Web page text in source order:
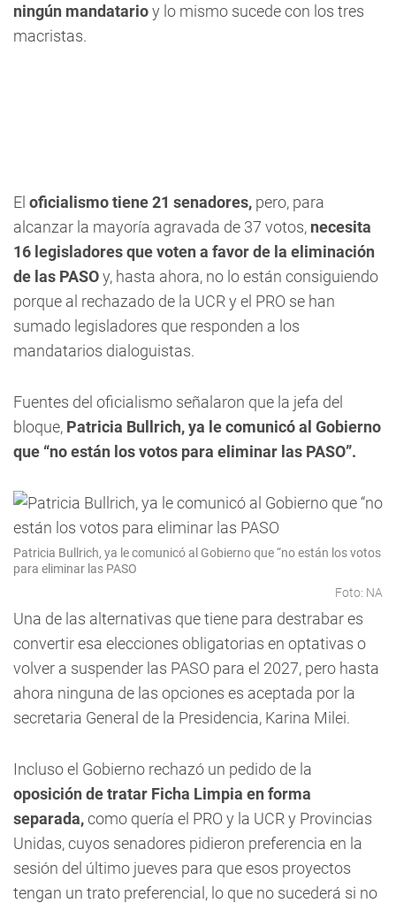
ningún mandatarioy lo mismo sucede con los tres
macristas.
El oficialismo tiene 21 senadores, pero, para
alcanzar la mayoría agravada de 37 votos, necesita
16 legisladores que voten a favor de la eliminación
de las PASOy, hasta ahora, no lo están consiguiendo
porque al rechazado de la UCR y el PRO se han
sumado legisladores que responden a los
mandatarios dialoguistas.
Fuentes del oficialismo señalaron que la jefa del
bloque, Patricia Bullrich, ya le comunicó al Gobierno
que “no están los votos para eliminar las PASO”.
Patricia Bullrich, ya le comunicó al Gobierno que “no están los votos
para eliminar las PASO
Foto: NA
Una de las alternativas que tiene para destrabar es
convertir esa elecciones obligatorias en optativas o
volver a suspender las PASO para el 2027, pero hasta
ahora ninguna de las opciones es aceptada por la
secretaria General de la Presidencia, Karina Milei.
Incluso el Gobierno rechazó un pedido de la
oposición de tratar Ficha Limpia en forma
separada,como quería el PRO y la UCR y Provincias
Unidas, cuyos senadores pidieron preferencia en la
sesión del último jueves para que esos proyectos
tengan un trato preferencial, lo que no sucederá si no